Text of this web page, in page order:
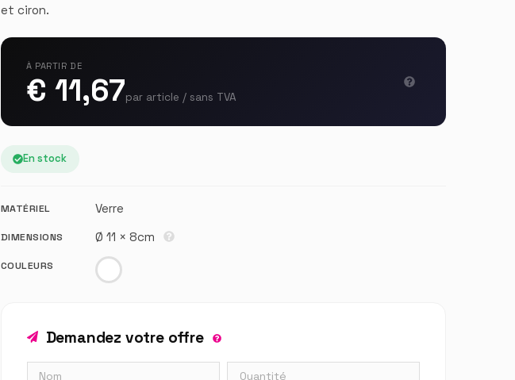
et ciron.
À PARTIR DE
€ 11,67par article / sans TVA
En stock
MATÉRIEL Verre
DIMENSIONS Ø 11 × 8cm
COULEURS
Demandez votre offre